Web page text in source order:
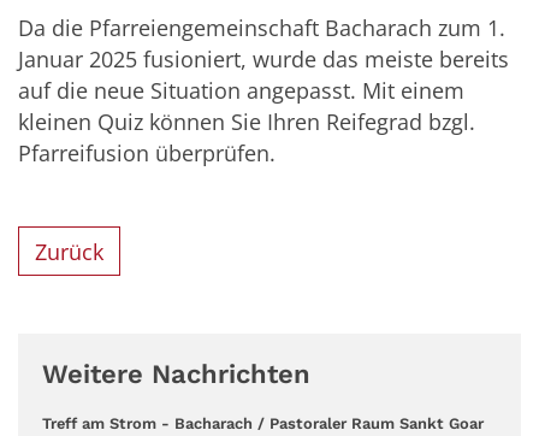
Da die Pfarreiengemeinschaft Bacharach zum 1.
Januar 2025 fusioniert, wurde das meiste bereits
auf die neue Situation angepasst. Mit einem
kleinen Quiz können Sie Ihren Reifegrad bzgl.
Pfarreifusion überprüfen.
Zurück
Weitere Nachrichten
Treff am Strom - Bacharach / Pastoraler Raum Sankt Goar: